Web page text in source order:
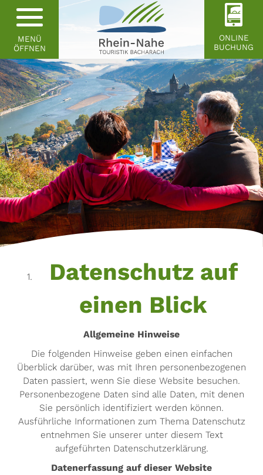
MENÜ
ÖFFNEN
ONLINE
BUCHUNG
Datenschutz auf
einen Blick
Allgemeine Hinweise
Die folgenden Hinweise geben einen einfachen
Überblick darüber, was mit Ihren personenbezogenen
Daten passiert, wenn Sie diese Website besuchen.
Personenbezogene Daten sind alle Daten, mit denen
Sie persönlich identifiziert werden können.
Ausführliche Informationen zum Thema Datenschutz
entnehmen Sie unserer unter diesem Text
aufgeführten Datenschutzerklärung.
Datenerfassung auf dieser Website